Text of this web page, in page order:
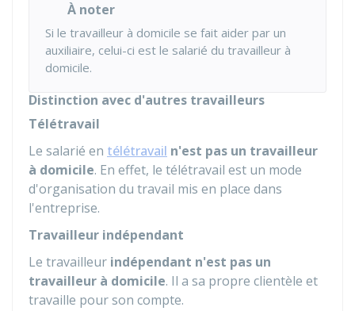
À noter
Si le travailleur à domicile se fait aider par un
auxiliaire, celui-ci est le salarié du travailleur à
domicile.
Distinction avec d'autres travailleurs
Télétravail
Le salarié en télétravail n'est pas un travailleur
à domicile. En effet, le télétravail est un mode
d'organisation du travail mis en place dans
l'entreprise.
Travailleur indépendant
Le travailleur indépendant n'est pas un
travailleur à domicile. Il a sa propre clientèle et
travaille pour son compte.